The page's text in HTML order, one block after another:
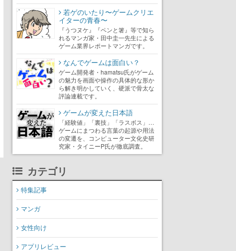
若ゲのいたり〜ゲームクリエ
イターの青春〜
『うつヌケ』『ペンと箸』等で知ら
れるマンガ家・田中圭一先生による
ゲーム業界レポートマンガです。
なんでゲームは面白い？
ゲーム開発者・hamatsu氏がゲーム
の魅力を画面や操作の具体的な形か
ら解き明かしていく、硬派で骨太な
評論連載です。
ゲームが変えた日本語
「経験値」「裏技」「ラスボス」…
ゲームにまつわる言葉の起源や用法
の変遷を、コンピューター文化史研
究家・タイニーP氏が徹底調査。
カテゴリ
特集記事
マンガ
女性向け
アプリレビュー